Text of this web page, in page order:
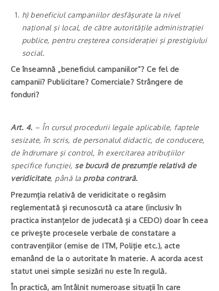
h) beneficiul campaniilor desfăşurate la nivel
naţional şi local, de către autorităţile administraţiei
publice, pentru creşterea consideraţiei şi prestigiului
social.
Ce înseamnă „beneficiul campaniilor”? Ce fel de
campanii? Publicitare? Comerciale? Strângere de
fonduri?
Art. 4. – În cursul procedurii legale aplicabile, faptele
sesizate, în scris, de personalul didactic, de conducere,
de îndrumare şi control, în exercitarea atribuţiilor
specifice funcţiei, se bucură de prezumție relativă de
veridicitate, până la proba contrară.
Prezumția relativă de veridicitate o regăsim
reglementată și recunoscută ca atare (inclusiv în
practica instanțelor de judecată și a CEDO) doar în ceea
ce privește procesele verbale de constatare a
contravențiilor (emise de ITM, Poliție etc.), acte
emanând de la o autoritate în materie. A acorda acest
statut unei simple sesizări nu este în regulă.
În practică, am întâlnit numeroase situații în care